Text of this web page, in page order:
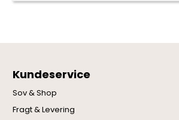
Kundeservice
Sov & Shop
Fragt & Levering